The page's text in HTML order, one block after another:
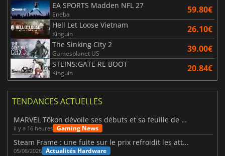
EA SPORTS Madden NFL 27
Eneba 59.80€
Hell Let Loose Vietnam
Kinguin 26.10€
The Sinking City 2
Gamesplanet US 39.00€
STEINS;GATE RE BOOT
Kinguin 20.84€
TENDANCES ACTUELLES
MARVEL Tōkon dévoile ses débuts et sa feuille de route
il y a 16 heures Gaming News
Steam Frame : une fuite sur le prix refroidit les attentes VR
05/08/2026 Actualités Hardware